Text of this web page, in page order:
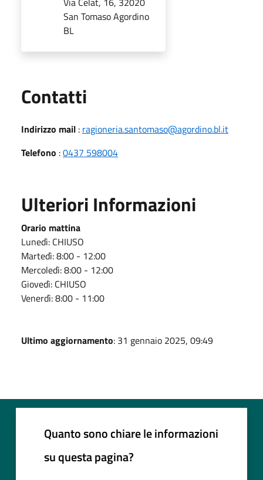
San Tomaso Agordino
BL
Contatti
Indirizzo mail : ragioneria.santomaso@agordino.bl.it
Telefono :0437 598004
Ulteriori Informazioni
Orario mattina
Lunedì: CHIUSO
Martedì: 8:00 - 12:00
Mercoledì: 8:00 - 12:00
Giovedì: CHIUSO
Venerdì: 8:00 - 11:00
Ultimo aggiornamento: 31 gennaio 2025, 09:49
Quanto sono chiare le informazioni
su questa pagina?